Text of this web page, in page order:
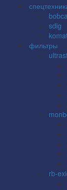
sdlg
фильтры
rb-